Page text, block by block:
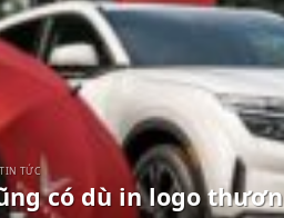
TIN TỨC
có dù in logo